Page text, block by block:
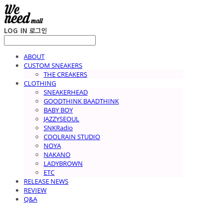
LOG IN 로그인
ABOUT
CUSTOM SNEAKERS
THE CREAKERS
CLOTHING
SNEAKERHEAD
GOODTHINK BAADTHINK
BABY BOY
JAZZYSEOUL
SNKRadio
COOLRAIN STUDIO
NOYA
NAKANO
LADYBROWN
ETC
RELEASE NEWS
REVIEW
Q&A